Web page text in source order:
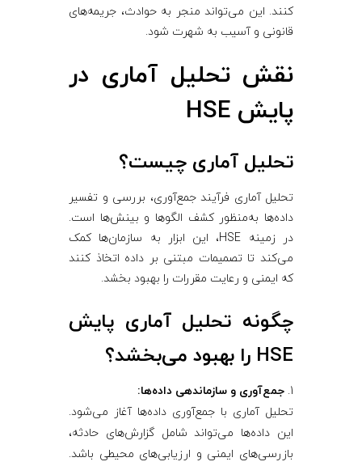
کنند. این می‌تواند منجر به حوادث، جریمه‌های
قانونی و آسیب به شهرت شود.
نقش تحلیل آماری در
پایش HSE
تحلیل آماری چیست؟
تحلیل آماری فرآیند جمع‌آوری، بررسی و تفسیر
داده‌ها به‌منظور کشف الگوها و بینش‌ها است.
در زمینه HSE، این ابزار به سازمان‌ها کمک
می‌کند تا تصمیمات مبتنی بر داده اتخاذ کنند
که ایمنی و رعایت مقررات را بهبود بخشد.
چگونه تحلیل آماری پایش
HSE را بهبود می‌بخشد؟
جمع‌آوری و سازماندهی داده‌ها:
تحلیل آماری با جمع‌آوری داده‌ها آغاز می‌شود.
این داده‌ها می‌تواند شامل گزارش‌های حادثه،
بازرسی‌های ایمنی و ارزیابی‌های محیطی باشد.